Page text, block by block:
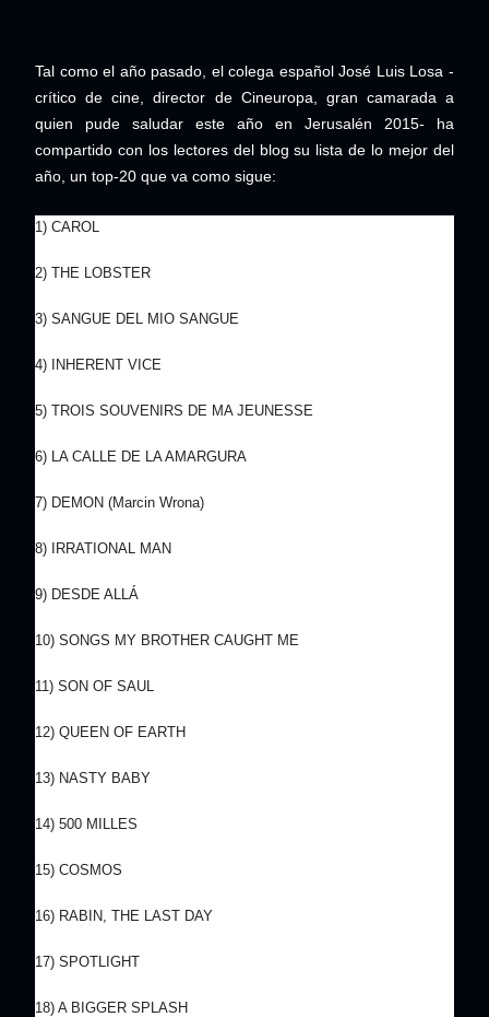
Tal como el año pasado, el colega español José Luis Losa -
crítico de cine, director de Cineuropa, gran camarada a
quien pude saludar este año en Jerusalén 2015- ha
compartido con los lectores del blog su lista de lo mejor del
año, un top-20 que va como sigue:
1) CAROL
2) THE LOBSTER
3) SANGUE DEL MIO SANGUE
4) INHERENT VICE
5) TROIS SOUVENIRS DE MA JEUNESSE
6) LA CALLE DE LA AMARGURA
7) DEMON (Marcin Wrona)
8) IRRATIONAL MAN
9) DESDE ALLÁ
10) SONGS MY BROTHER CAUGHT ME
11) SON OF SAUL
12) QUEEN OF EARTH
13) NASTY BABY
14) 500 MILLES
15) COSMOS
16) RABIN, THE LAST DAY
17) SPOTLIGHT
18) A BIGGER SPLASH